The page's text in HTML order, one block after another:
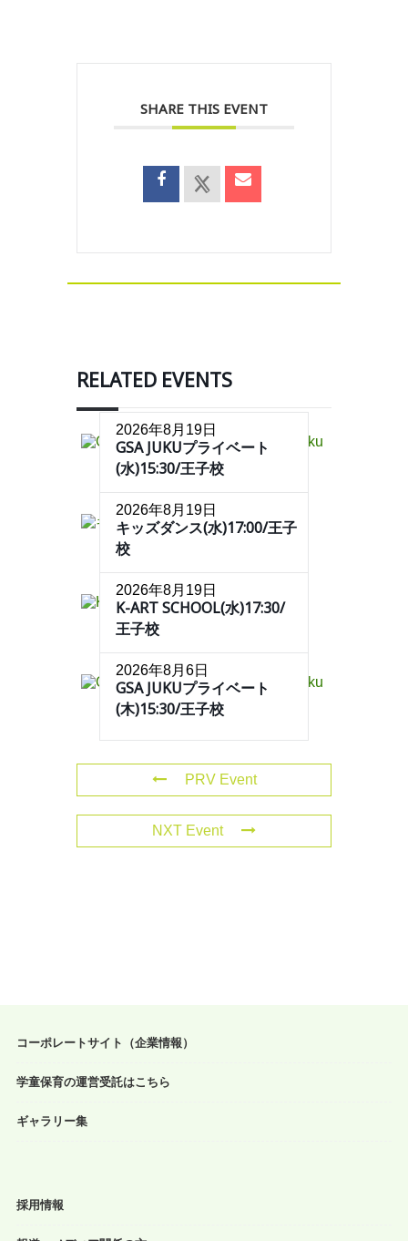
SHARE THIS EVENT
RELATED EVENTS
2026年8月19日
GSA JUKUプライベート
(水)15:30/王子校
2026年8月19日
キッズダンス(水)17:00/王子
校
2026年8月19日
K-ART SCHOOL(水)17:30/
王子校
2026年8月6日
GSA JUKUプライベート
(木)15:30/王子校
PRV Event
NXT Event
コーポレートサイト（企業情報）
学童保育の運営受託はこちら
ギャラリー集
採用情報